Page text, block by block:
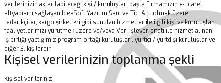
verilerinizin aktarılabileceği kişi / kuruluşlar; başta Firmamızın e-ticaret
altyapısını sağlayan IdeaSoft Yazılım San. ve Tic. A.Ş. olmak üzere,
tedarikçiler, kargo şirketleri gibi sunulan hizmetler ile ilgili kişi ve kuruluşlar,
faaliyetlerimizi yürütmek üzere ve/veya Veri İşleyen sıfatı ile hizmet alınan,
iş birliği yaptığımız program ortağı kuruluşları, yurtiçi / yurtdışı kuruluşlar ve
diğer 3. kişilerdir.
Kişisel verilerinizin toplanma şekli
Kişisel verileriniz,